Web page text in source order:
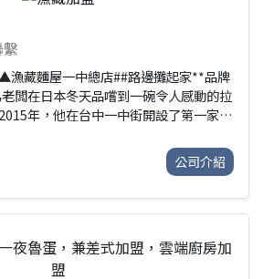
藏麵屋一中總店##路邊攤起家**品牌
闆在日本冬天品嚐到一碗令人感動的拉
年，他在台中一中街開設了第一家創
麵店。2016年，我們在逢甲開設了巴士
讓消費者在享用拉麵的同時，也能感受
加盟分公司。2019年，榮幸地接受東森
上外帶包烏龍麵，受到消費者的喜愛，
一度供不應
公司介紹